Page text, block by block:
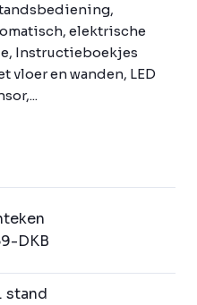
elektrische
Instructieboekjes
vloer en wanden, LED
DKB
stand